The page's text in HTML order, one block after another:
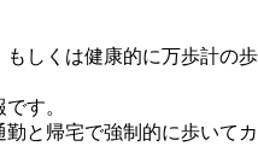
しくは健康的に万歩計の歩
す。
と帰宅で強制的に歩いてカ